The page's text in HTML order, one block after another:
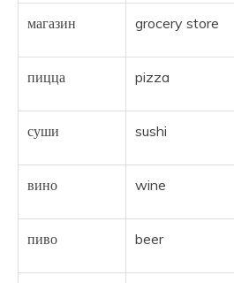
магазин grocery store
пицца pizza
суши sushi
вино wine
пиво beer